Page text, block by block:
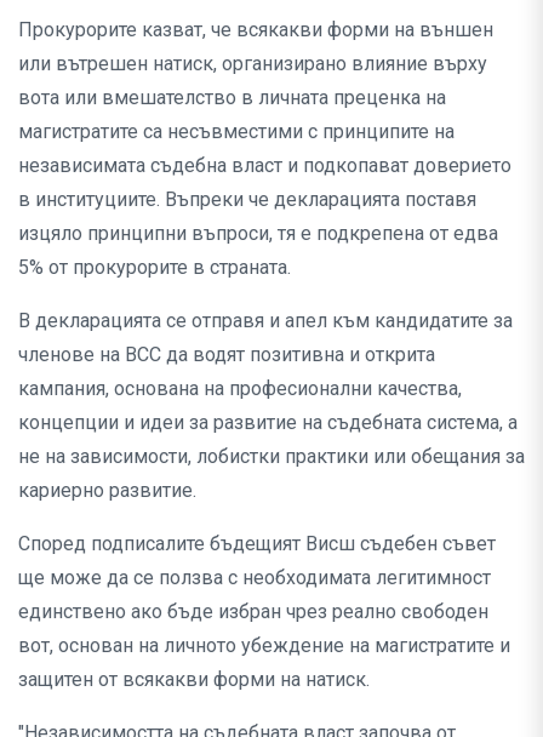
Прокурорите казват, че всякакви форми на външен
или вътрешен натиск, организирано влияние върху
вота или вмешателство в личната преценка на
магистратите са несъвместими с принципите на
независимата съдебна власт и подкопават доверието
в институциите. Въпреки че декларацията поставя
изцяло принципни въпроси, тя е подкрепена от едва
5% от прокурорите в страната.
В декларацията се отправя и апел към кандидатите за
членове на ВСС да водят позитивна и открита
кампания, основана на професионални качества,
концепции и идеи за развитие на съдебната система, а
не на зависимости, лобистки практики или обещания за
кариерно развитие.
Според подписалите бъдещият Висш съдебен съвет
ще може да се ползва с необходимата легитимност
единствено ако бъде избран чрез реално свободен
вот, основан на личното убеждение на магистратите и
защитен от всякакви форми на натиск.